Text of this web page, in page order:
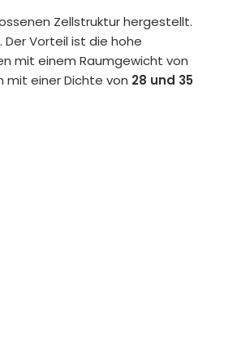
Zellstruktur hergestellt.
Vorteil ist die hohe
mit einem Raumgewicht von
mit einer Dichte von 28 und 35